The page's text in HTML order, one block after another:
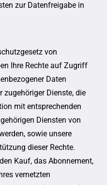
zur Datenfreigabe in
von
Ihre Rechte auf Zugriff
Daten
zugehöriger Dienste, die
mit entsprechenden
Diensten von
sowie unsere
dieser Rechte.
Kauf, das Abonnement,
vernetzten